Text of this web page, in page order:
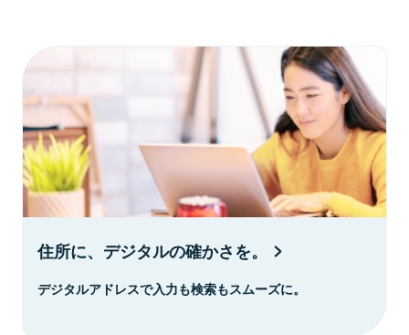
住所に、デジタルの確かさを。
デジタルアドレスで入力も検索もスムーズに。